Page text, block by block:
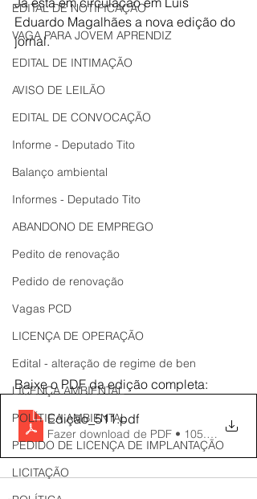
EDITAL DE NOTIFICAÇÃO
VAGA PARA JOVEM APRENDIZ
EDITAL DE INTIMAÇÃO
AVISO DE LEILÃO
EDITAL DE CONVOCAÇÃO
Informe - Deputado Tito
Balanço ambiental
Informes - Deputado Tito
ABANDONO DE EMPREGO
Pedito de renovação
Pedido de renovação
Vagas PCD
LICENÇA DE OPERAÇÃO
Edital - alteração de regime de ben
LICENÇA AMBIENTAL
POLÍTICA AMBIENTAL
PEDIDO DE LICENÇA DE IMPLANTAÇÃO
LICITAÇÃO
Eduardo Magalhães a nova edição do
jornal.
Baixe o PDF da edição completa:
Edição_511.pdf
Fazer download de PDF • 105.39MB